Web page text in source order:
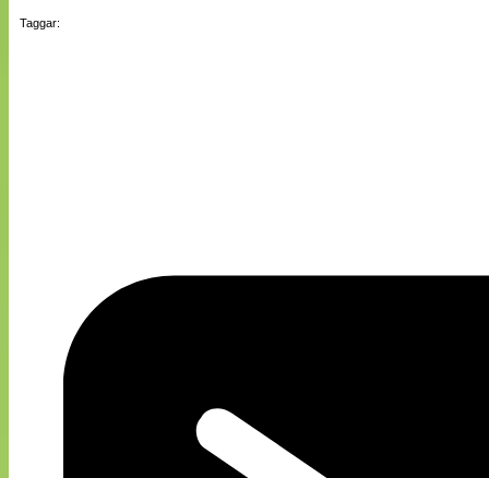
Taggar: